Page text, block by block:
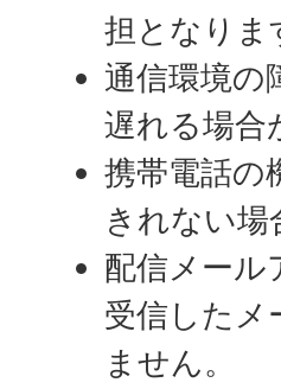
担となりま
通信環境の
遅れる場合
携帯電話の
きれない場
配信メール
受信したメ
ません。